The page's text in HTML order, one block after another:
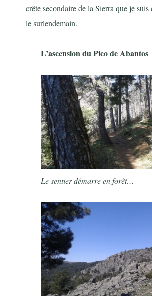
crête secondaire de la Sierra que je suis
le surlendemain.
L’ascension du Pico de Abantos
Le sentier démarre en forêt…